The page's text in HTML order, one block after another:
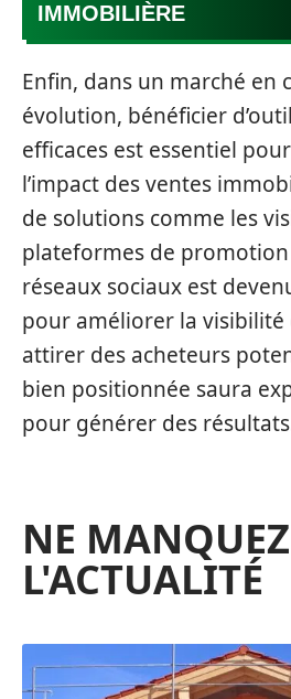
IMMOBILIÈRE
Enfin, dans un marché en
évolution, bénéficier
efficaces est essentiel
l’impact des ventes
de solutions comme les
plateformes de
réseaux sociaux est
pour améliorer la visibilité
attirer des acheteurs
bien positionnée saura
pour générer des
NE
L'ACTUALITÉ